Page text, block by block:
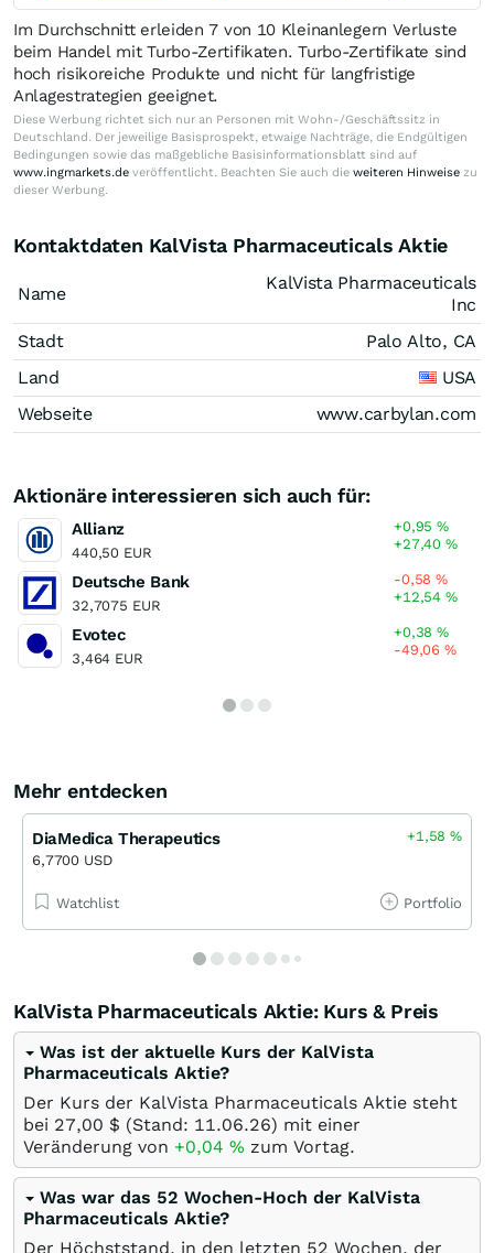
Im Durchschnitt erleiden 7 von 10 Kleinanlegern Verluste
beim Handel mit Turbo-Zertifikaten. Turbo-Zertifikate sind
hoch risikoreiche Produkte und nicht für langfristige
Anlagestrategien geeignet.
Diese Werbung richtet sich nur an Personen mit Wohn-/Geschäftssitz in
Deutschland. Der jeweilige Basisprospekt, etwaige Nachträge, die Endgültigen
Bedingungen sowie das maßgebliche Basisinformationsblatt sind auf
www.ingmarkets.de veröffentlicht. Beachten Sie auch die weiteren Hinweise zu
dieser Werbung.
Kontaktdaten KalVista Pharmaceuticals Aktie
Name
KalVista Pharmaceuticals
Inc
Stadt
Palo Alto, CA
Land
USA
Webseite
www.carbylan.com
Aktionäre interessieren sich auch für:
Allianz
440,50 EUR
+0,95%
+27,40%
Deutsche Bank
32,7075 EUR
-0,58%
+12,54%
Evotec
3,464 EUR
+0,38%
-49,06%
Mehr entdecken
DiaMedica Therapeutics
6,7700 USD
+1,58%
Watchlist Portfolio
KalVista Pharmaceuticals Aktie: Kurs & Preis
Was ist der aktuelle Kurs der KalVista
Pharmaceuticals Aktie?
Der Kurs der KalVista Pharmaceuticals Aktie steht
bei 27,00 $ (Stand: 11.06.26) mit einer
Veränderung von +0,04 % zum Vortag.
Was war das 52 Wochen-Hoch der KalVista
Pharmaceuticals Aktie?
Der Höchststand, in den letzten 52 Wochen, der